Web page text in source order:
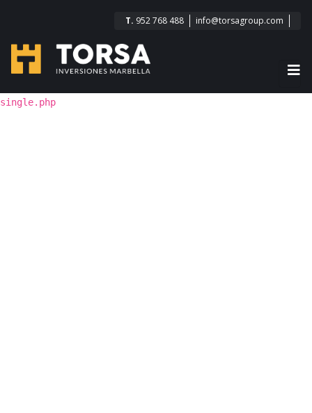
T. 952 768 488 info@torsagroup.com
single.php